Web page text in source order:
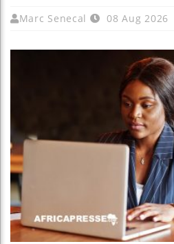
Marc Senecal 08 Aug 2026